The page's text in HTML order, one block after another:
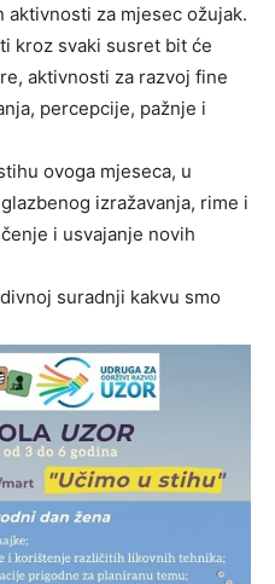
aktivnosti za mjesec ožujak.
kroz svaki susret bit će
aktivnosti za razvoj fine
percepcije, pažnje i
ovoga mjeseca, u
izražavanja, rime i
i usvajanje novih
suradnji kakvu smo